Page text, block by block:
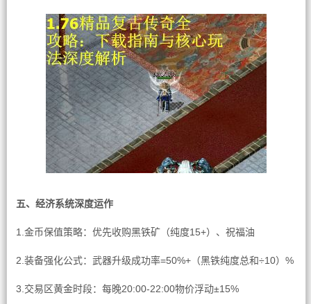
五、经济系统深度运作
1.金币保值策略：优先收购黑铁矿（纯度15+）、祝福油
2.装备强化公式：武器升级成功率=50%+（黑铁纯度总和÷10）%
3.交易区黄金时段：每晚20:00-22:00物价浮动±15%